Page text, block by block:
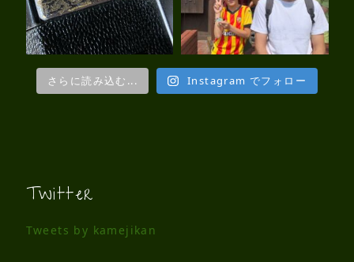
さらに読み込む... Instagram でフォロー
Twitter
Tweets by kamejikan